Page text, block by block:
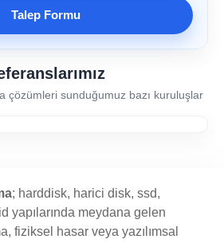
Talep Formu
çözümleri sunduğumuz bazı kuruluşlar
; harddisk, harici disk, ssd,
yapılarında meydana gelen
fiziksel hasar veya yazılımsal